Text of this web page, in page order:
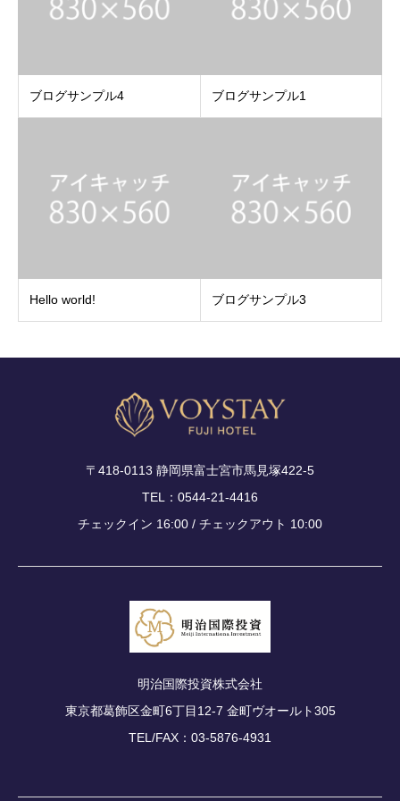
ブログサンプル4 ブログサンプル1
Hello world! ブログサンプル3
〒418-0113 静岡県富士宮市馬見塚422-5
TEL：0544-21-4416
チェックイン 16:00 / チェックアウト 10:00
明治国際投資株式会社
東京都葛飾区金町6丁目12-7 金町ヴオールト305
TEL/FAX：03-5876-4931